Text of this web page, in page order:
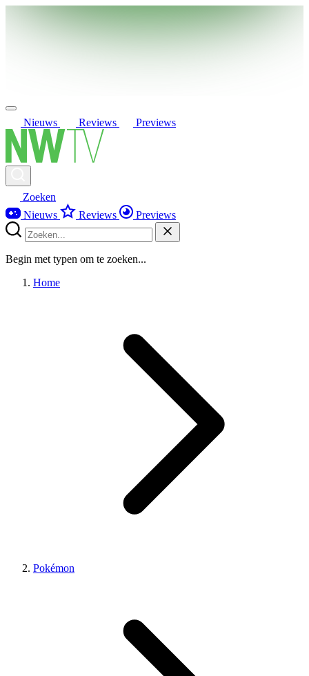
Nieuws Reviews Previews
Zoeken
Nieuws
Reviews Previews
Begin met typen om te zoeken...
Home
Pokémon